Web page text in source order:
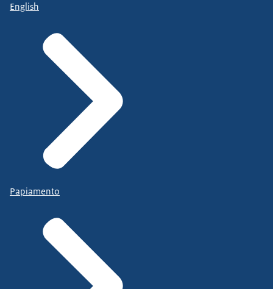
English
Papiamento